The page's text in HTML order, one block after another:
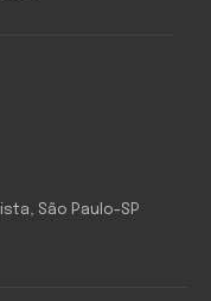
São Paulo-SP